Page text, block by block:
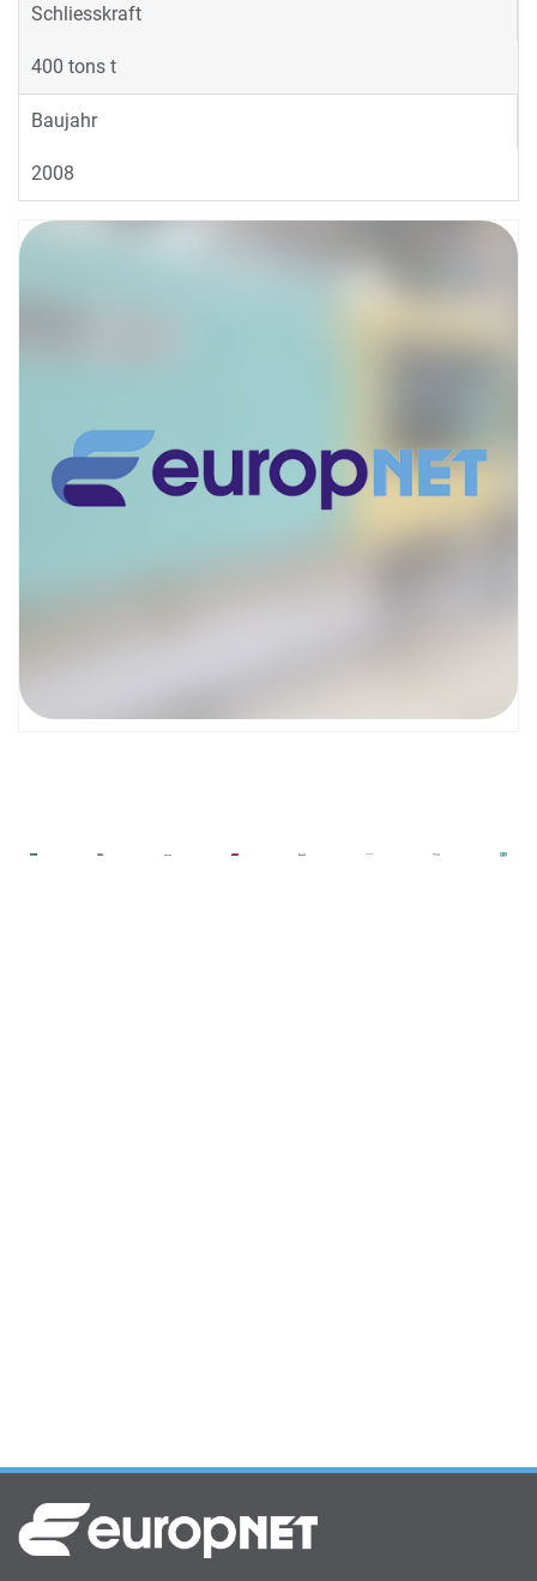
Schliesskraft
400 tons t
Baujahr
2008